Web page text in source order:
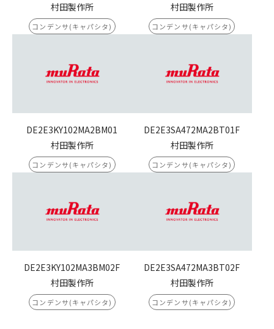
村田製作所
コンデンサ(キャパシタ)
村田製作所
コンデンサ(キャパシタ)
DE2E3KY102MA2BM01
村田製作所
コンデンサ(キャパシタ)
DE2E3SA472MA2BT01F
村田製作所
コンデンサ(キャパシタ)
DE2E3KY102MA3BM02F
村田製作所
コンデンサ(キャパシタ)
DE2E3SA472MA3BT02F
村田製作所
コンデンサ(キャパシタ)